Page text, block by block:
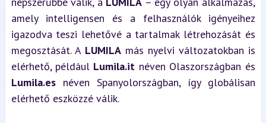
amely intelligensen és a felhasználók igényeihez
igazodva teszi lehetővé a tartalmak létrehozását és
megosztását. A LUMILA más nyelvi változatokban is
elérhető, például Lumila.it
Lumila.es néven Spanyolországban, így globálisan
elérhető eszközzé válik.